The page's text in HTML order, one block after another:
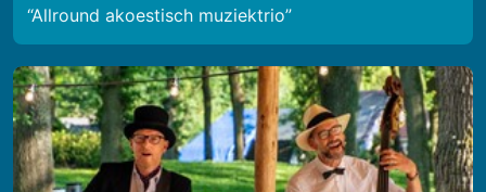
Allround akoestisch muziektrio